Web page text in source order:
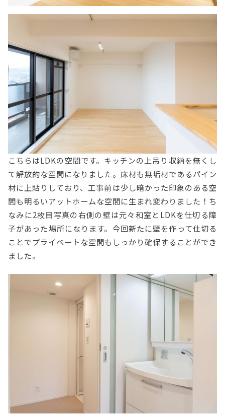
こちらはLDKの空間です。キッチンの上吊り収納を無くし
て解放的な空間になりました。床材も無垢材であるパイン
材に上貼りしており、工事前は少し暗かった印象のある空
間も明るいアットホームな空間に生まれ変わりました！ち
なみに2枚目写真の右側の壁は元々和室とLDKを仕切る障
子があった場所になります。今回新たに壁を作って仕切る
ことでプライベートな空間もしっかり確保することができ
ました。